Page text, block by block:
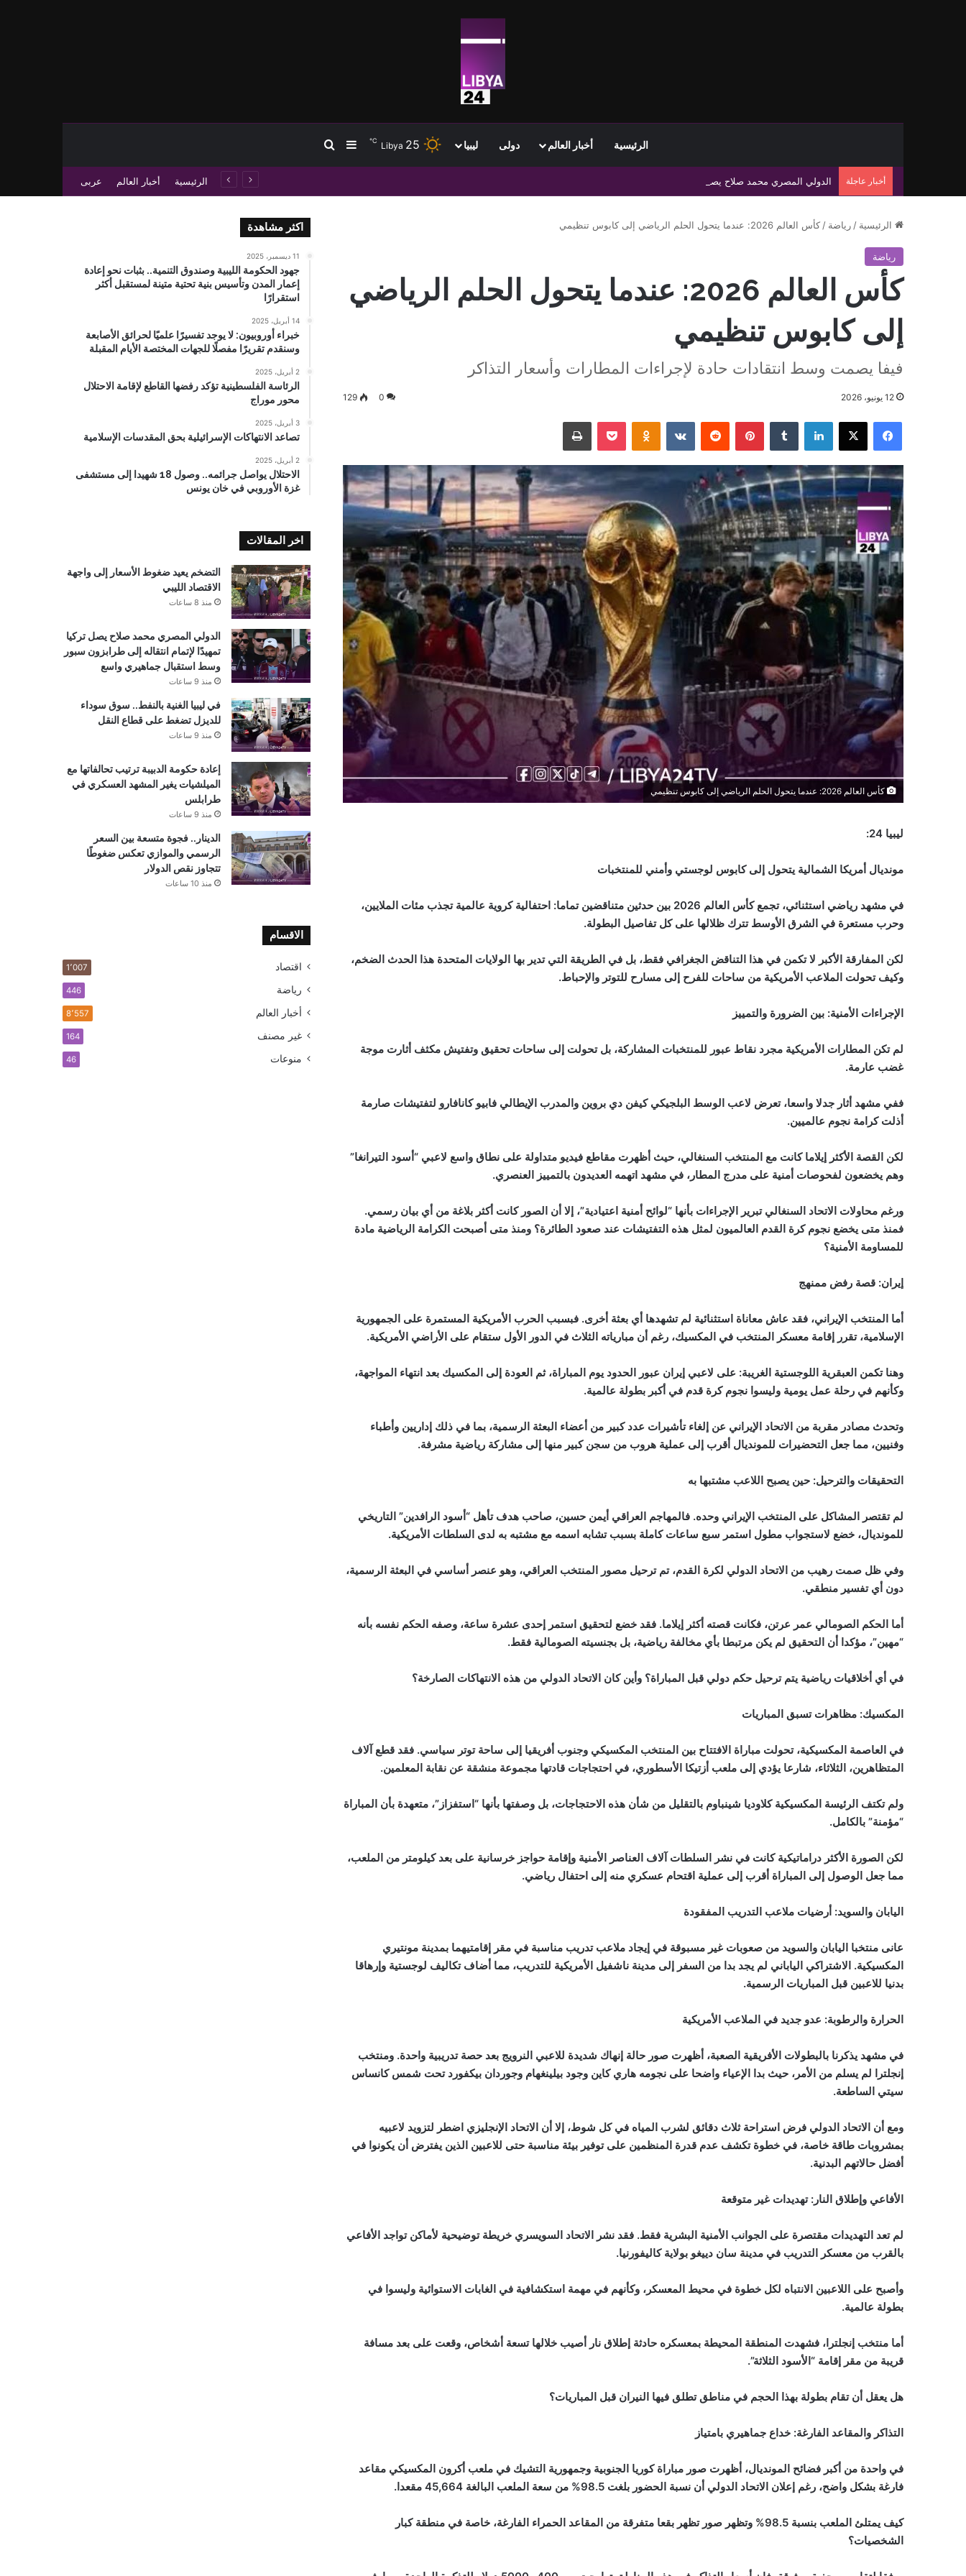
الرئيسية أخبار العالم دولى ليبيا Libya 25
℃ إضافة عمود جانبي
بحث عن
أخبار عاجلة الدولي المصري محمد صلاح يصل تركيا تمهيدًا لإتمام انتقاله إلى طرابزون سبور وسط استقبال جماهيري واسع الرئيسية أخبار العالم عربى
الرئيسية / رياضة / كأس العالم 2026: عندما يتحول الحلم الرياضي إلى كابوس تنظيمي
رياضة
كأس العالم 2026: عندما يتحول الحلم الرياضي
إلى كابوس تنظيمي
فيفا يصمت وسط انتقادات حادة لإجراءات المطارات وأسعار التذاكر
12 يونيو، 2026 0
129
فيسبوك ‫X لينكدإن بينتيريست Odnoklassniki
‫Pocket طباعة
كأس العالم 2026: عندما يتحول الحلم الرياضي إلى كابوس تنظيمي
ليبيا 24:
مونديال أمريكا الشمالية يتحول إلى كابوس لوجستي وأمني للمنتخبات
في مشهد رياضي استثنائي، تجمع كأس العالم 2026 بين حدثين متناقضين تماما: احتفالية كروية عالمية تجذب مئات الملايين،
وحرب مستعرة في الشرق الأوسط تترك ظلالها على كل تفاصيل البطولة.
لكن المفارقة الأكبر لا تكمن في هذا التناقض الجغرافي فقط، بل في الطريقة التي تدير بها الولايات المتحدة هذا الحدث الضخم،
وكيف تحولت الملاعب الأمريكية من ساحات للفرح إلى مسارح للتوتر والإحباط.
الإجراءات الأمنية: بين الضرورة والتمييز
لم تكن المطارات الأمريكية مجرد نقاط عبور للمنتخبات المشاركة، بل تحولت إلى ساحات تحقيق وتفتيش مكثف أثارت موجة
غضب عارمة.
ففي مشهد أثار جدلا واسعا، تعرض لاعب الوسط البلجيكي كيفن دي بروين والمدرب الإيطالي فابيو كانافارو لتفتيشات صارمة
أذلت كرامة نجوم عالميين.
لكن القصة الأكثر إيلاما كانت مع المنتخب السنغالي، حيث أظهرت مقاطع فيديو متداولة على نطاق واسع لاعبي “أسود التيرانغا”
وهم يخضعون لفحوصات أمنية على مدرج المطار، في مشهد اتهمه العديدون بالتمييز العنصري.
ورغم محاولات الاتحاد السنغالي تبرير الإجراءات بأنها “لوائح أمنية اعتيادية”، إلا أن الصور كانت أكثر بلاغة من أي بيان رسمي.
فمنذ متى يخضع نجوم كرة القدم العالميون لمثل هذه التفتيشات عند صعود الطائرة؟ ومنذ متى أصبحت الكرامة الرياضية مادة
للمساومة الأمنية؟
إيران: قصة رفض ممنهج
أما المنتخب الإيراني، فقد عاش معاناة استثنائية لم تشهدها أي بعثة أخرى. فبسبب الحرب الأمريكية المستمرة على الجمهورية
الإسلامية، تقرر إقامة معسكر المنتخب في المكسيك، رغم أن مبارياته الثلاث في الدور الأول ستقام على الأراضي الأمريكية.
وهنا تكمن العبقرية اللوجستية الغريبة: على لاعبي إيران عبور الحدود يوم المباراة، ثم العودة إلى المكسيك بعد انتهاء المواجهة،
وكأنهم في رحلة عمل يومية وليسوا نجوم كرة قدم في أكبر بطولة عالمية.
وتحدث مصادر مقربة من الاتحاد الإيراني عن إلغاء تأشيرات عدد كبير من أعضاء البعثة الرسمية، بما في ذلك إداريين وأطباء
وفنيين، مما جعل التحضيرات للمونديال أقرب إلى عملية هروب من سجن كبير منها إلى مشاركة رياضية مشرفة.
التحقيقات والترحيل: حين يصبح اللاعب مشتبها به
لم تقتصر المشاكل على المنتخب الإيراني وحده. فالمهاجم العراقي أيمن حسين، صاحب هدف تأهل “أسود الرافدين” التاريخي
للمونديال، خضع لاستجواب مطول استمر سبع ساعات كاملة بسبب تشابه اسمه مع مشتبه به لدى السلطات الأمريكية.
وفي ظل صمت رهيب من الاتحاد الدولي لكرة القدم، تم ترحيل مصور المنتخب العراقي، وهو عنصر أساسي في البعثة الرسمية،
دون أي تفسير منطقي.
أما الحكم الصومالي عمر عرتن، فكانت قصته أكثر إيلاما. فقد خضع لتحقيق استمر إحدى عشرة ساعة، وصفه الحكم نفسه بأنه
“مهين”، مؤكدا أن التحقيق لم يكن مرتبطا بأي مخالفة رياضية، بل بجنسيته الصومالية فقط.
في أي أخلاقيات رياضية يتم ترحيل حكم دولي قبل المباراة؟ وأين كان الاتحاد الدولي من هذه الانتهاكات الصارخة؟
المكسيك: مظاهرات تسبق المباريات
في العاصمة المكسيكية، تحولت مباراة الافتتاح بين المنتخب المكسيكي وجنوب أفريقيا إلى ساحة توتر سياسي. فقد قطع آلاف
المتظاهرين، الثلاثاء، شارعا يؤدي إلى ملعب أزتيكا الأسطوري، في احتجاجات قادتها مجموعة منشقة عن نقابة المعلمين.
ولم تكتف الرئيسة المكسيكية كلاوديا شينباوم بالتقليل من شأن هذه الاحتجاجات، بل وصفتها بأنها “استفزاز”، متعهدة بأن المباراة
“مؤمنة” بالكامل.
لكن الصورة الأكثر دراماتيكية كانت في نشر السلطات آلاف العناصر الأمنية وإقامة حواجز خرسانية على بعد كيلومتر من الملعب،
مما جعل الوصول إلى المباراة أقرب إلى عملية اقتحام عسكري منه إلى احتفال رياضي.
اليابان والسويد: أرضيات ملاعب التدريب المفقودة
عانى منتخبا اليابان والسويد من صعوبات غير مسبوقة في إيجاد ملاعب تدريب مناسبة في مقر إقامتيهما بمدينة مونتيري
المكسيكية. الاشتراكي الياباني لم يجد بدا من السفر إلى مدينة ناشفيل الأمريكية للتدريب، مما أضاف تكاليف لوجستية وإرهاقا
بدنيا للاعبين قبل المباريات الرسمية.
الحرارة والرطوبة: عدو جديد في الملاعب الأمريكية
في مشهد يذكرنا بالبطولات الأفريقية الصعبة، أظهرت صور حالة إنهاك شديدة للاعبي النرويج بعد حصة تدريبية واحدة. ومنتخب
إنجلترا لم يسلم من الأمر، حيث بدا الإعياء واضحا على نجومه هاري كاين وجود بيلينغهام وجوردان بيكفورد تحت شمس كانساس
سيتي الساطعة.
ومع أن الاتحاد الدولي فرض استراحة ثلاث دقائق لشرب المياه في كل شوط، إلا أن الاتحاد الإنجليزي اضطر لتزويد لاعبيه
بمشروبات طاقة خاصة، في خطوة تكشف عدم قدرة المنظمين على توفير بيئة مناسبة حتى للاعبين الذين يفترض أن يكونوا في
أفضل حالاتهم البدنية.
الأفاعي وإطلاق النار: تهديدات غير متوقعة
لم تعد التهديدات مقتصرة على الجوانب الأمنية البشرية فقط. فقد نشر الاتحاد السويسري خريطة توضيحية لأماكن تواجد الأفاعي
بالقرب من معسكر التدريب في مدينة سان دييغو بولاية كاليفورنيا.
وأصبح على اللاعبين الانتباه لكل خطوة في محيط المعسكر، وكأنهم في مهمة استكشافية في الغابات الاستوائية وليسوا في
بطولة عالمية.
أما منتخب إنجلترا، فشهدت المنطقة المحيطة بمعسكره حادثة إطلاق نار أصيب خلالها تسعة أشخاص، وقعت على بعد مسافة
قريبة من مقر إقامة “الأسود الثلاثة”.
هل يعقل أن تقام بطولة بهذا الحجم في مناطق تطلق فيها النيران قبل المباريات؟
التذاكر والمقاعد الفارغة: خداع جماهيري بامتياز
في واحدة من أكبر فضائح المونديال، أظهرت صور مباراة كوريا الجنوبية وجمهورية التشيك في ملعب أكرون المكسيكي مقاعد
فارغة بشكل واضح، رغم إعلان الاتحاد الدولي أن نسبة الحضور بلغت 98.5% من سعة الملعب البالغة 45,664 مقعدا.
كيف يمتلئ الملعب بنسبة 98.5% وتظهر صور تظهر بقعا متفرقة من المقاعد الحمراء الفارغة، خاصة في منطقة كبار
الشخصيات؟
اكثر مشاهدة
11 ديسمبر، 2025
جهود الحكومة الليبية وصندوق التنمية.. بثبات نحو إعادة
إعمار المدن وتأسيس بنية تحتية متينة لمستقبل أكثر
استقرارًا
14 أبريل، 2025
خبراء أوروبيون: لا يوجد تفسيرًا علميًا لحرائق الأصابعة
وسنقدم تقريرًا مفصلًا للجهات المختصة الأيام المقبلة
2 أبريل، 2025
الرئاسة الفلسطينية تؤكد رفضها القاطع لإقامة الاحتلال
محور موراج
3 أبريل، 2025
تصاعد الانتهاكات الإسرائيلية بحق المقدسات الإسلامية
2 أبريل، 2025
الاحتلال يواصل جرائمه.. وصول 18 شهيدا إلى مستشفى
غزة الأوروبي في خان يونس
اخر المقالات
التضخم يعيد ضغوط الأسعار إلى واجهة
الاقتصاد الليبي
منذ 8 ساعات
الدولي المصري محمد صلاح يصل تركيا
تمهيدًا لإتمام انتقاله إلى طرابزون سبور
وسط استقبال جماهيري واسع
منذ 9 ساعات
في ليبيا الغنية بالنفط.. سوق سوداء
للديزل تضغط على قطاع النقل
منذ 9 ساعات
إعادة حكومة الدبيبة ترتيب تحالفاتها مع
الميلشيات يغير المشهد العسكري في
طرابلس
منذ 9 ساعات
الدينار.. فجوة متسعة بين السعر
الرسمي والموازي تعكس ضغوطًا
تتجاوز نقص الدولار
منذ 10 ساعات
الاقسام
اقتصاد 1٬007
رياضة 446
أخبار العالم 8٬557
غير مصنف 164
منوعات 46